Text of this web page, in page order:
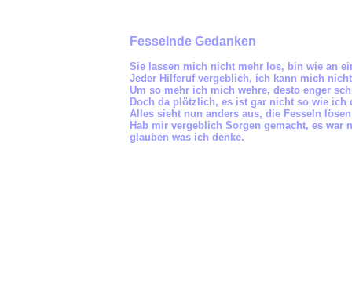
Fesselnde Gedanken
Sie lassen mich nicht mehr los, bin wie an
Jeder Hilferuf vergeblich, ich kann mich
Um so mehr ich mich wehre, desto enger
Doch da plötzlich, es ist gar nicht so wie ich
Alles sieht nun anders aus, die Fesseln
Hab mir vergeblich Sorgen gemacht, es
glauben was ich denke.